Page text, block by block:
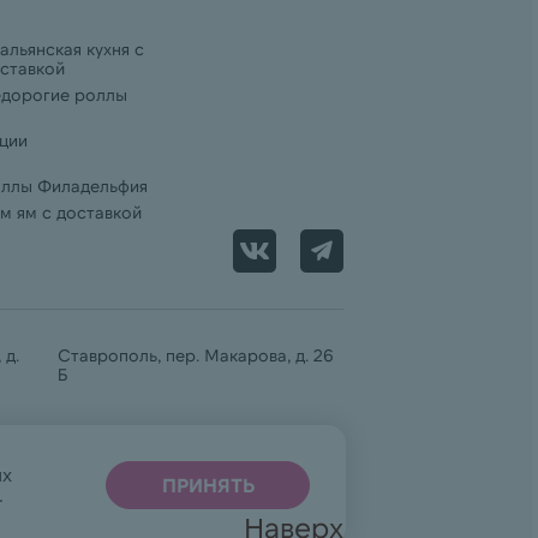
кухня с
роллы
Филадельфия
ям с доставкой
Ставрополь, пер. Макарова, д. 26
Б
Наверх
.
ПРИНЯТЬ